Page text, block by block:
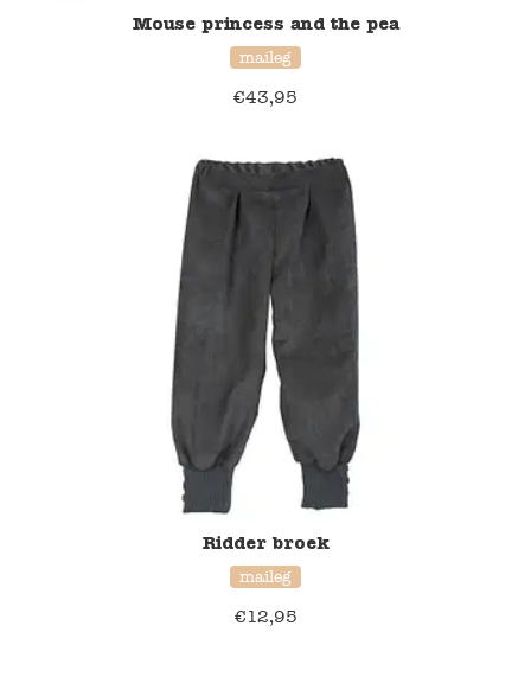
Mouse princess and the pea
maileg
€43,95
Ridder broek
maileg
€12,95